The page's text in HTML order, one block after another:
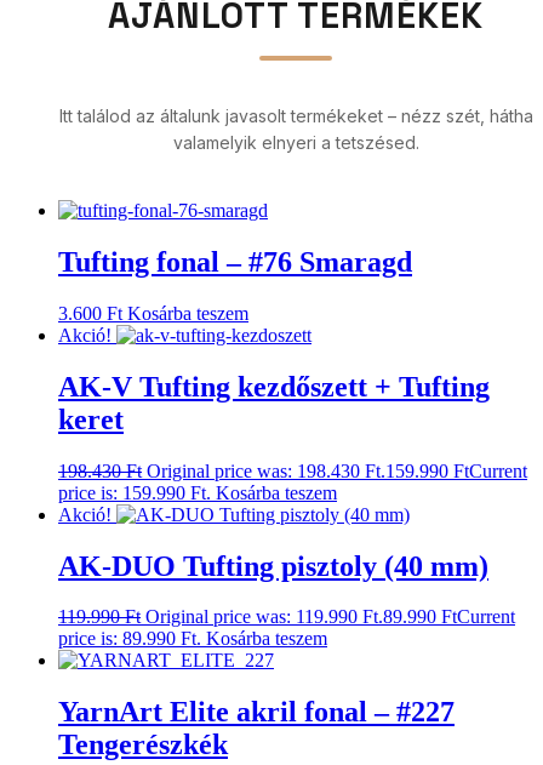
AJÁNLOTT TERMÉKEK
Itt találod az általunk javasolt termékeket – nézz szét, hátha
valamelyik elnyeri a tetszésed.
Tufting fonal – #76 Smaragd
3.600 Ft Kosárba teszem
Akció!
AK-V Tufting kezdőszett + Tufting
keret
198.430Ft Original price was: 198.430 Ft.159.990 FtCurrent
price is: 159.990 Ft. Kosárba teszem
Akció!
AK-DUO Tufting pisztoly (40 mm)
119.990Ft Original price was: 119.990 Ft.89.990 FtCurrent
price is: 89.990 Ft. Kosárba teszem
YarnArt Elite akril fonal – #227
Tengerészkék